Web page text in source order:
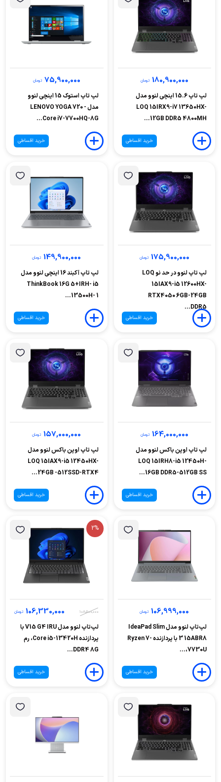
180,900,000 تومان
لپ تاپ 15.6 اینچی لنوو مدل
LOQ 15IRX9-i7 13650HX-
12GB DDR5 4800MH...
خرید اقساطی
75,900,000 تومان
لپ تاپ استوک 15 اینچی لنوو
مدل LENOVO YOGA 720 -
Core i7-7700HQ-8G...
خرید اقساطی
175,900,000 تومان
لپ تاپ لنوو در حد نو LOQ
15IAX9-i5 12600HX-
RTX4050 6GB-24GB
DDR5...
خرید اقساطی
149,900,000 تومان
لپ تاپ آکبند 16 اینچی لنوو مدل
ThinkBook 16G 5+IRH- i5
13500H- 1...
خرید اقساطی
164,000,000 تومان
لپ تاپ اوپن باکس لنوو مدل
LOQ 15IRH8-i5 12450H-
16GB DDR5-512GB SS...
خرید اقساطی
157,000,000 تومان
لپ تاپ اوپن باکس لنوو مدل
LOQ 15IAX9-i5 12450HX-
24GB -512SSD-RTX4...
خرید اقساطی
106,999,000 تومان
لپ‌تاپ لنوو مدل IdeaPad Slim
3 15ABR8 با پردازنده Ryzen 7-
7730U،...
خرید اقساطی
2%
108,500,000
106,330,000 تومان
لپ‌تاپ لنوو مدل V15 G4 IRU با
پردازنده Core i5-13420H، رم
DDR4 8G...
خرید اقساطی